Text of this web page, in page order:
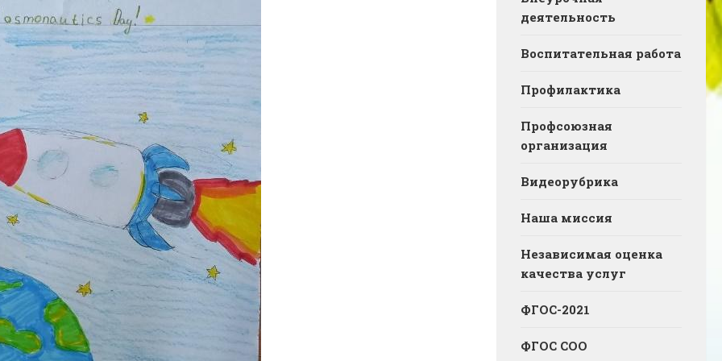
деятельность
Воспитательная работа
Профилактика
Профсоюзная
организация
Видеорубрика
Наша миссия
Независимая оценка
качества услуг
ФГОС-2021
ФГОС СОО